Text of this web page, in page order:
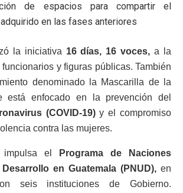
de espacios para compartir el
en las fases anteriores
la iniciativa 16 días, 16 voces, a la
y figuras públicas. También
denominado la Mascarilla de la
está enfocado en la prevención del
(COVID-19)y el compromiso
contra las mujeres.
impulsa el
Programa de Naciones
en Guatemala (PNUD), en
seis instituciones de Gobierno.